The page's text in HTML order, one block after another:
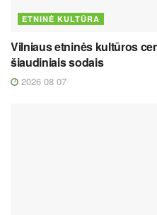
ETNINĖ KULTŪRA
Vilniaus etninės kultūros
šiaudiniais sodais
2026 08 07